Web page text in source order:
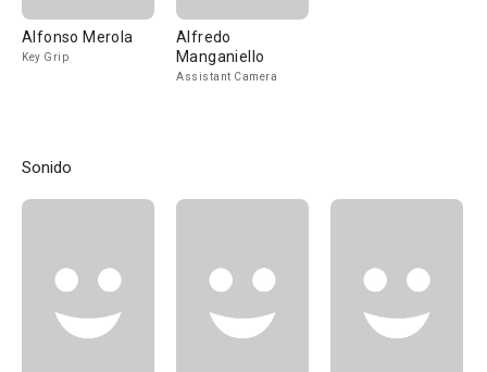
Alfonso Merola
Key Grip
Alfredo
Manganiello
Assistant Camera
Sonido